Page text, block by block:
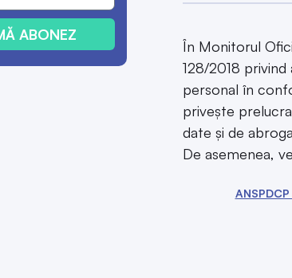
ABONEZ
În Monitorul
128/2018
personal în
priveşte
date şi de
De asemenea,